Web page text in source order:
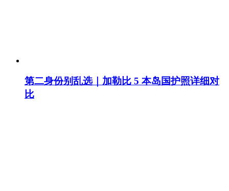
第二身份别乱选｜加勒比 5 本岛国护照详细对
比